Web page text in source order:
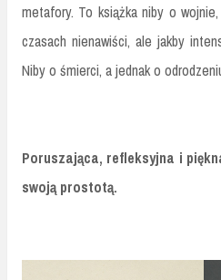
metafory. To książka niby o
czasach nienawiści, ale jakby
Niby o śmierci, a jednak o
Poruszająca, refleksyjna i
swoją prostotą.